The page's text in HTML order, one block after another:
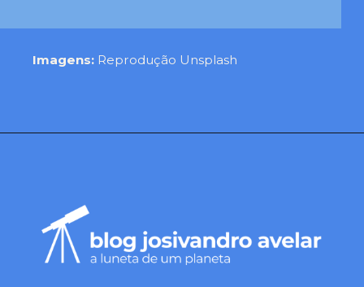
Imagens: Reprodução Unsplash